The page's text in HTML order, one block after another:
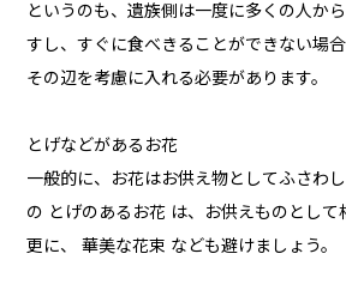
というのも、遺族側は一度に多くの人か
すし、すぐに食べきることができない場合
その辺を考慮に入れる必要があります。
とげなどがあるお花
一般的に、お花はお供え物としてふさわ
の とげのあるお花 は、お供えものとして
更に、 華美な花束 なども避けましょう。